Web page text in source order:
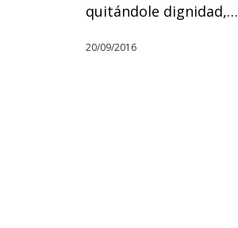
quitándole dignidad,…
20/09/2016